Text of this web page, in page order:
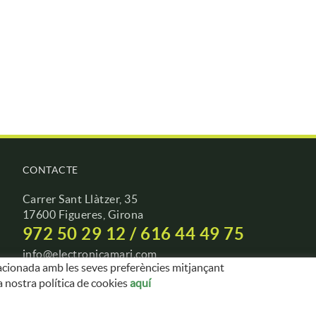
CONTACTE
Carrer Sant Llàtzer, 35
17600 Figueres, Girona
972 50 29 12 / 616 44 49 75
info@electronicamari.com
comercial@electronicamari.com
amb les seves preferències mitjançant
nostra política de cookiesaquí